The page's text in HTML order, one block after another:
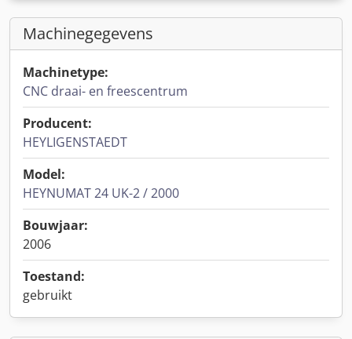
Machinegegevens
Machinetype:
CNC draai- en freescentrum
Producent:
HEYLIGENSTAEDT
Model:
HEYNUMAT 24 UK-2 / 2000
Bouwjaar:
2006
Toestand:
gebruikt